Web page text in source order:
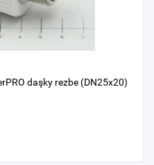
daşky rezbe (DN25x20)